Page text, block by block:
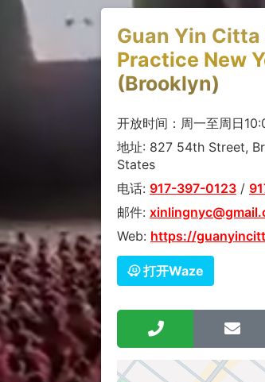
Guan Yin
Practice New
(Brooklyn)
开放时间：周一至周日
地址: 827 54th Street,
States
电话: 917-397-0123 /
邮件:
Web: https://
打开Waze